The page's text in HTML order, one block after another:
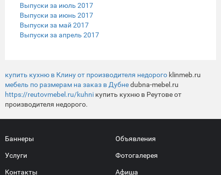
Выпуски за июль 2017
Выпуски за июнь 2017
Выпуски за май 2017
Выпуски за апрель 2017
купить кухню в Клину от производителя недорого klinmeb.ru
мебель по размерам на заказ в Дубнеdubna-mebel.ru
https://reutovmebel.ru/kuhni купить кухню в Реутове от
производителя недорого.
Баннеры
Услуги
Контакты
Объявления
Фотогалерея
Афиша